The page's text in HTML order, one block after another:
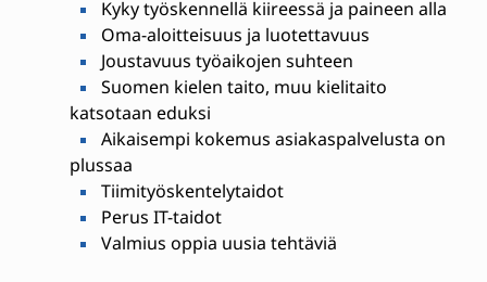
Kyky työskennellä kiireessä ja paineen alla
Oma-aloitteisuus ja luotettavuus
Joustavuus työaikojen suhteen
Suomen kielen taito, muu kielitaito
katsotaan eduksi
Aikaisempi kokemus asiakaspalvelusta on
plussaa
Tiimityöskentelytaidot
Perus IT-taidot
Valmius oppia uusia tehtäviä